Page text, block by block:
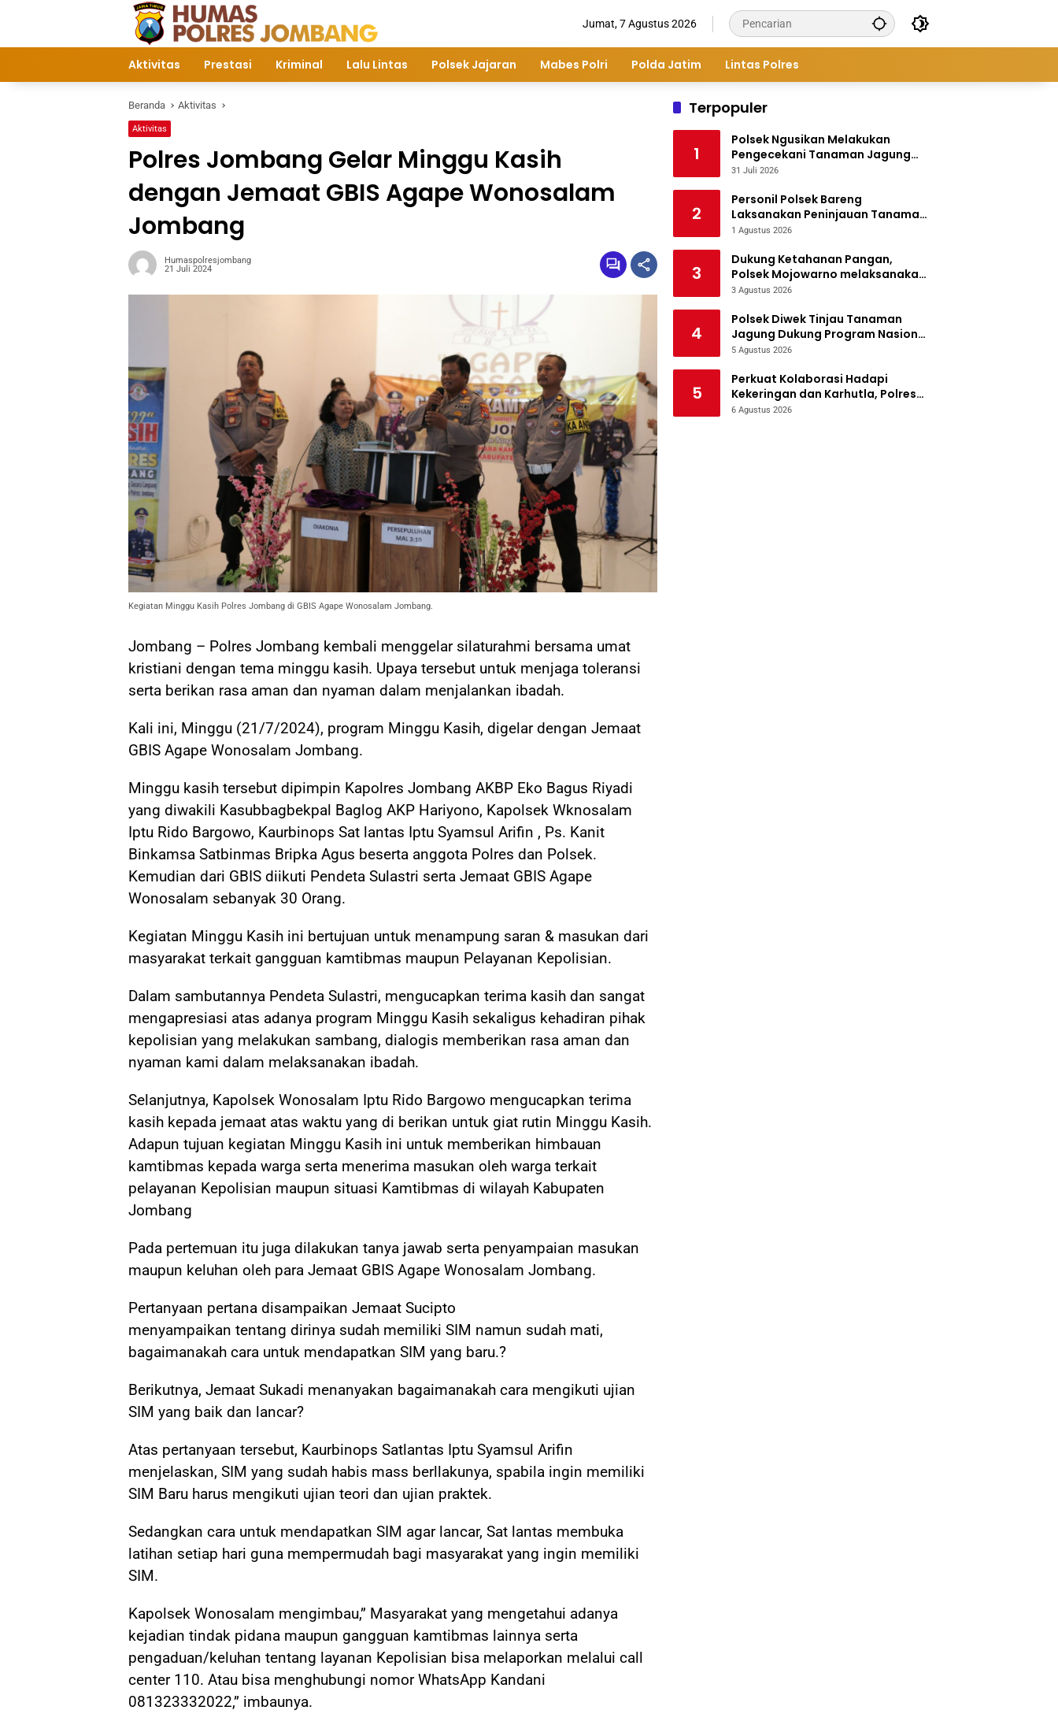
Jumat, 7 Agustus 2026
Aktivitas Prestasi Kriminal Lalu Lintas Polsek Jajaran Mabes Polri Polda Jatim Lintas Polres
Beranda Aktivitas
Aktivitas
Polres Jombang Gelar Minggu Kasih
dengan Jemaat GBIS Agape Wonosalam
Jombang
Humaspolresjombang
21 Juli 2024
Kegiatan Minggu Kasih Polres Jombang di GBIS Agape Wonosalam Jombang.
Jombang – Polres Jombang kembali menggelar silaturahmi bersama umat
kristiani dengan tema minggu kasih. Upaya tersebut untuk menjaga toleransi
serta berikan rasa aman dan nyaman dalam menjalankan ibadah.
Kali ini, Minggu (21/7/2024), program Minggu Kasih, digelar dengan Jemaat
GBIS Agape Wonosalam Jombang.
Minggu kasih tersebut dipimpin Kapolres Jombang AKBP Eko Bagus Riyadi
yang diwakili Kasubbagbekpal Baglog AKP Hariyono, Kapolsek Wknosalam
Iptu Rido Bargowo, Kaurbinops Sat lantas Iptu Syamsul Arifin , Ps. Kanit
Binkamsa Satbinmas Bripka Agus beserta anggota Polres dan Polsek.
Kemudian dari GBIS diikuti Pendeta Sulastri serta Jemaat GBIS Agape
Wonosalam sebanyak 30 Orang.
Kegiatan Minggu Kasih ini bertujuan untuk menampung saran & masukan dari
masyarakat terkait gangguan kamtibmas maupun Pelayanan Kepolisian.
Dalam sambutannya Pendeta Sulastri, mengucapkan terima kasih dan sangat
mengapresiasi atas adanya program Minggu Kasih sekaligus kehadiran pihak
kepolisian yang melakukan sambang, dialogis memberikan rasa aman dan
nyaman kami dalam melaksanakan ibadah.
Selanjutnya, Kapolsek Wonosalam Iptu Rido Bargowo mengucapkan terima
kasih kepada jemaat atas waktu yang di berikan untuk giat rutin Minggu Kasih.
Adapun tujuan kegiatan Minggu Kasih ini untuk memberikan himbauan
kamtibmas kepada warga serta menerima masukan oleh warga terkait
pelayanan Kepolisian maupun situasi Kamtibmas di wilayah Kabupaten
Jombang
Pada pertemuan itu juga dilakukan tanya jawab serta penyampaian masukan
maupun keluhan oleh para Jemaat GBIS Agape Wonosalam Jombang.
Pertanyaan pertana disampaikan Jemaat Sucipto
menyampaikan tentang dirinya sudah memiliki SIM namun sudah mati,
bagaimanakah cara untuk mendapatkan SIM yang baru.?
Berikutnya, Jemaat Sukadi menanyakan bagaimanakah cara mengikuti ujian
SIM yang baik dan lancar?
Atas pertanyaan tersebut, Kaurbinops Satlantas Iptu Syamsul Arifin
menjelaskan, SIM yang sudah habis mass berllakunya, spabila ingin memiliki
SIM Baru harus mengikuti ujian teori dan ujian praktek.
Sedangkan cara untuk mendapatkan SIM agar lancar, Sat lantas membuka
latihan setiap hari guna mempermudah bagi masyarakat yang ingin memiliki
SIM.
Kapolsek Wonosalam mengimbau,” Masyarakat yang mengetahui adanya
kejadian tindak pidana maupun gangguan kamtibmas lainnya serta
pengaduan/keluhan tentang layanan Kepolisian bisa melaporkan melalui call
center 110. Atau bisa menghubungi nomor WhatsApp Kandani
081323332022,” imbaunya.
Terpopuler
1
Polsek Ngusikan Melakukan
Pengecekani Tanaman Jagung
Bantuan Dinas Pertanian melalui
31 Juli 2026
2
Personil Polsek Bareng
Laksanakan Peninjauan Tanaman
Jagung Dukung Program
1 Agustus 2026
3
Dukung Ketahanan Pangan,
Polsek Mojowarno melaksanakan
Pengecekan Tanaman Jagung
3 Agustus 2026
4
Polsek Diwek Tinjau Tanaman
Jagung Dukung Program Nasional
Asta Cita
5 Agustus 2026
5
Perkuat Kolaborasi Hadapi
Kekeringan dan Karhutla, Polres
Jombang Gelar Apel Siaga
6 Agustus 2026